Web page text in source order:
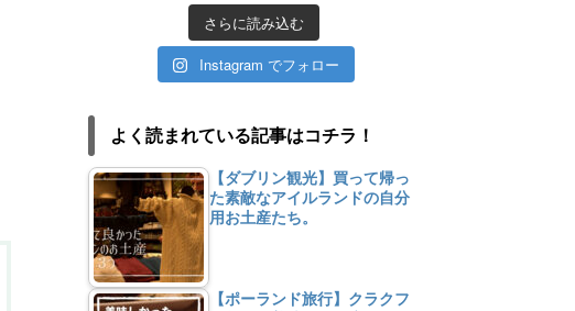
さらに読み込む
Instagram でフォロー
よく読まれている記事はコチラ！
【ダブリン観光】買って帰っ
た素敵なアイルランドの自分
用お土産たち。
【ポーランド旅行】クラクフ